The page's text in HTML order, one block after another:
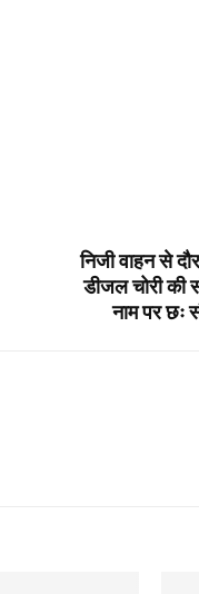
निजी वाहन से
डीजल चोरी की
नाम पर छः